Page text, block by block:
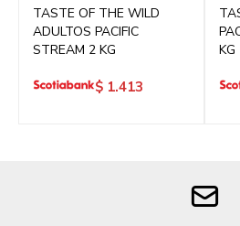
TASTE OF THE WILD
ADULTOS PACIFIC
STREAM 2 KG
$ 1.413
KG